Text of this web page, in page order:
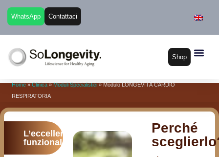
WhatsApp Contattaci
Shop
Home»Clinica»Moduli Specialistici»Modulo LONGEVITÀ CARDIO
RESPIRATORIA
L’eccellenza
funzionale
Perché